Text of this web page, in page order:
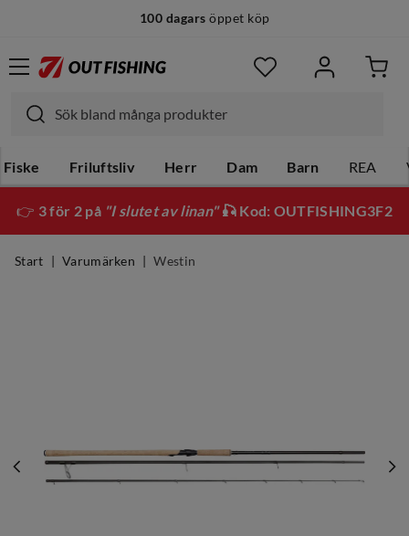
100 dagars öppet köp
Fiske Friluftsliv Herr Dam Barn REA
👉 3 för 2 på "I slutet av linan"🎣 Kod: OUTFISHING3F2
Start Varumärken Westin